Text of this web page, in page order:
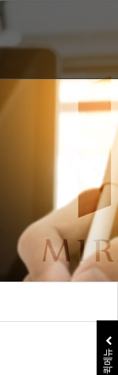
퀵메뉴